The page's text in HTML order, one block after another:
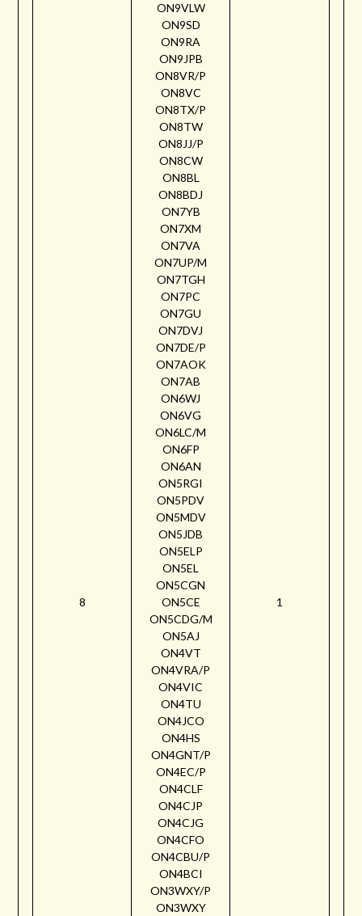
8
ON9VLW
ON9SD
ON9RA
ON9JPB
ON8VR/P
ON8VC
ON8TX/P
ON8TW
ON8JJ/P
ON8CW
ON8BL
ON8BDJ
ON7YB
ON7XM
ON7VA
ON7UP/M
ON7TGH
ON7PC
ON7GU
ON7DVJ
ON7DE/P
ON7AOK
ON7AB
ON6WJ
ON6VG
ON6LC/M
ON6FP
ON6AN
ON5RGI
ON5PDV
ON5MDV
ON5JDB
ON5ELP
ON5EL
ON5CGN
ON5CE
ON5CDG/M
ON5AJ
ON4VT
ON4VRA/P
ON4VIC
ON4TU
ON4JCO
ON4HS
ON4GNT/P
ON4EC/P
ON4CLF
ON4CJP
ON4CJG
ON4CFO
ON4CBU/P
ON4BCI
ON3WXY/P
ON3WXY
1